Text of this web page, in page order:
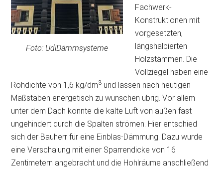
Foto: UdiDämmsysteme
Fachwerk-
Konstruktionen mit
vorgesetzten,
längshalbierten
Holzstämmen. Die
Vollziegel haben eine
Rohdichte von 1,6 kg/dm3 und lassen nach heutigen
Maßstäben energetisch zu wünschen übrig. Vor allem
unter dem Dach konnte die kalte Luft von außen fast
ungehindert durch die Spalten strömen. Hier entschied
sich der Bauherr für eine Einblas-Dämmung. Dazu wurde
eine Verschalung mit einer Sparrendicke von 16
Zentimetern angebracht und die Hohlräume anschließend